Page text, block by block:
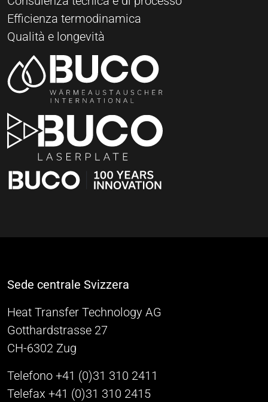
Efficienza termodinamica
Qualità e longevità
Sede centrale Svizzera
Heat Transfer Technology AG
Gotthardstrasse 27
CH-6302 Zug
Telefono +41 (0)31 310 2411
Telefax +41 (0)31 310 2415